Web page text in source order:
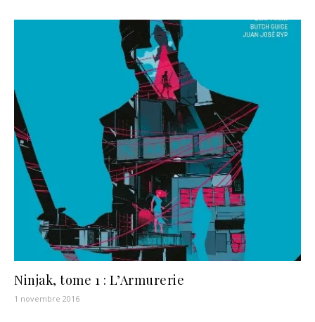
Ninjak, tome 1 : L’Armurerie
1 novembre 2016